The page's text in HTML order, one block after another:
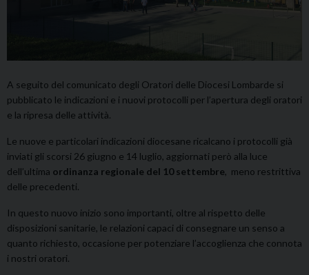
A seguito del comunicato degli Oratori delle Diocesi Lombarde si
pubblicato le indicazioni e i nuovi protocolli per l’apertura degli oratori
e la ripresa delle attività.
Le nuove e particolari indicazioni diocesane ricalcano i protocolli già
inviati gli scorsi 26 giugno e 14 luglio, aggiornati però alla luce
dell’ultima ordinanza regionale del 10 settembre , meno restrittiva
delle precedenti.
In questo nuovo inizio sono importanti, oltre al rispetto delle
disposizioni sanitarie, le relazioni capaci di consegnare un senso a
quanto richiesto, occasione per potenziare l’accoglienza che connota
i nostri oratori.